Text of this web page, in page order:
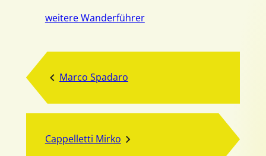
Marco Spadaro
weitere Wanderführer
Cappelletti Mirko